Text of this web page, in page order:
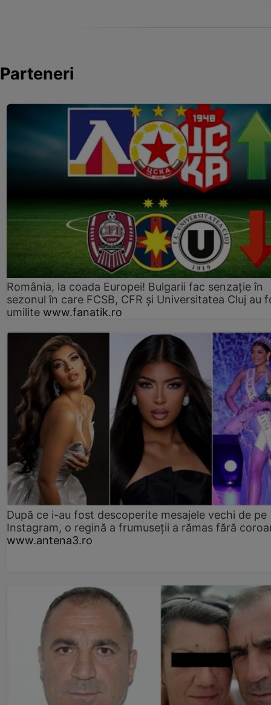
Parteneri
România, la coada Europei! Bulgarii fac senzație în
sezonul în care FCSB, CFR și Universitatea Cluj au
umilite www.fanatik.ro
După ce i-au fost descoperite mesajele vechi de pe
Instagram, o regină a frumuseții a rămas fără
www.antena3.ro